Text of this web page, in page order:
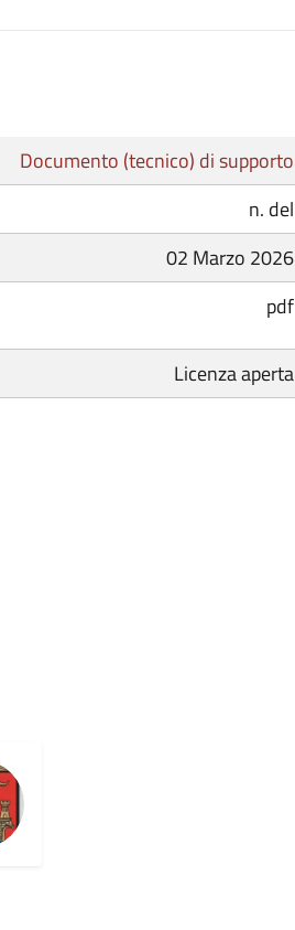
Documento (tecnico) di supporto
n. del
02 Marzo 2026
pdf
Licenza aperta